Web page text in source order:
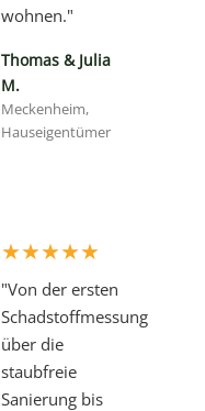
wohnen."
Thomas & Julia
M.
Meckenheim,
Hauseigentümer
★★★★★
"Von der ersten
Schadstoffmessung
über die
staubfreie
Sanierung bis